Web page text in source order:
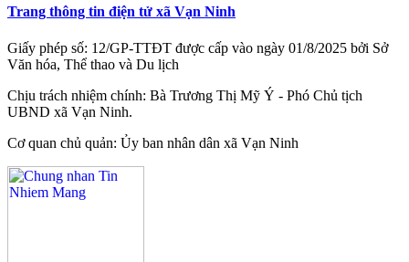
Trang thông tin điện tử xã Vạn Ninh
Giấy phép số: 12/GP-TTĐT được cấp vào ngày 01/8/2025 bởi Sở
Văn hóa, Thể thao và Du lịch
Chịu trách nhiệm chính: Bà Trương Thị Mỹ Ý - Phó Chủ tịch
UBND xã Vạn Ninh.
Cơ quan chủ quản: Ủy ban nhân dân xã Vạn Ninh